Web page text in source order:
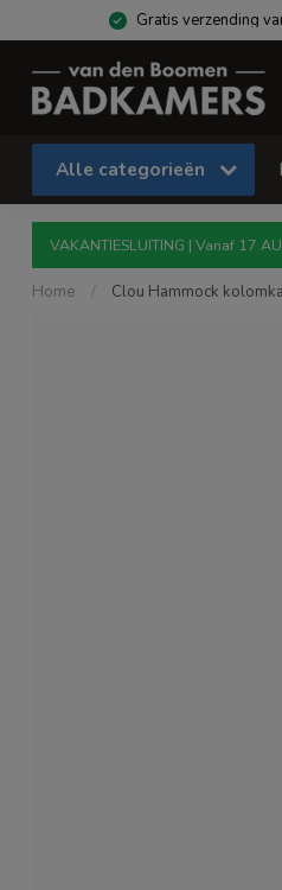
Gratis verzending
Alle categorieën
VAKANTIESLUITING | Vanaf 17
Home / Clou Hammock